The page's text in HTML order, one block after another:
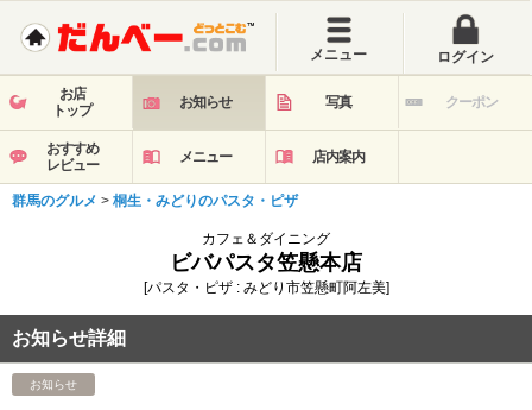
メニュー ログイン
お店
トップ
お知らせ 写真 クーポン
おすすめ
レビュー
メニュー 店内案内
群馬のグルメ > 桐生・みどりのパスタ・ピザ
カフェ＆ダイニング
ビバパスタ笠懸本店
[パスタ・ピザ : みどり市笠懸町阿左美]
お知らせ詳細
お知らせ